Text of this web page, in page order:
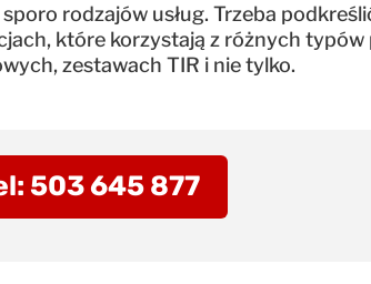
rodzajów usług. Trzeba
które korzystają z różnych
zestawach TIR i nie tylko.
503 645 877